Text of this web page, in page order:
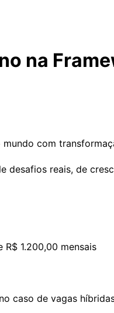
na
com
desafios reais, de
1.200,00 mensais
caso de vagas